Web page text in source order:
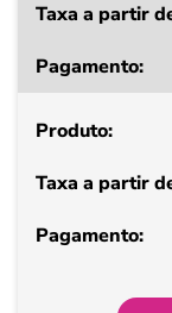
a
de
Pagamento